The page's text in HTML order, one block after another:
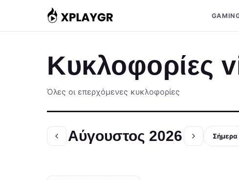
περιεχόμενο
Κυκλοφορίες
Όλες οι επερχόμενες κυκλοφορίες
Αύγουστος 2026 Σήμερα